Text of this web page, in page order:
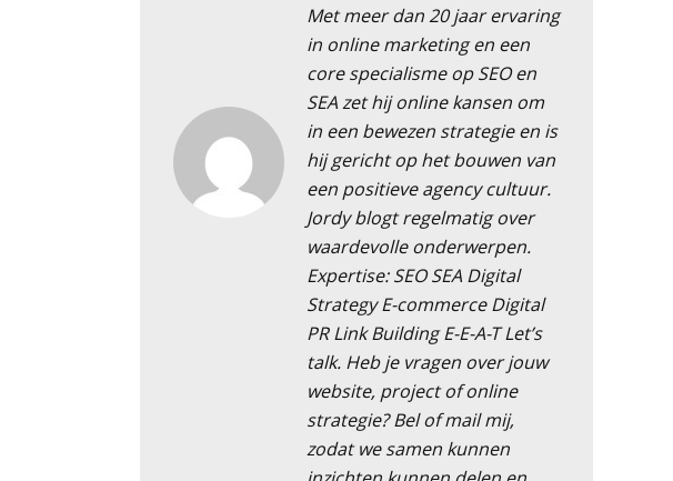
Met meer dan 20 jaar ervaring
in online marketing en een
core specialisme op SEO en
SEA zet hij online kansen om
in een bewezen strategie en is
hij gericht op het bouwen van
een positieve agency cultuur.
Jordy blogt regelmatig over
waardevolle onderwerpen.
Expertise: SEO SEA Digital
Strategy E-commerce Digital
PR Link Building E-E-A-T Let’s
talk. Heb je vragen over jouw
website, project of online
strategie? Bel of mail mij,
zodat we samen kunnen